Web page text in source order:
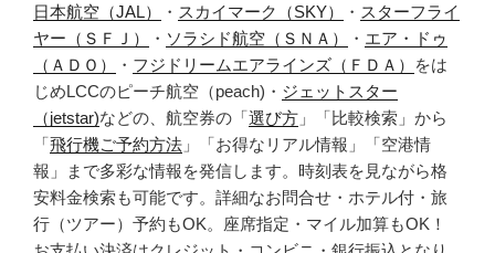
日本航空（JAL）
・ スカイマーク（SKY） ・ スターフライ
ヤー（ＳＦＪ）
・ ソラシド航空（ＳＮＡ） ・ エア・ドゥ
（ＡＤＯ）
・ フジドリームエアラインズ（ＦＤＡ）
をは
じめLCCのピーチ航空（peach)・ ジェットスター
（jetstar)などの、航空券の「選び方 」「比較検索」から
「飛行機ご予約方法 」「お得なリアル情報」「空港情
報」まで多彩な情報を発信します。時刻表を見ながら格
安料金検索も可能です。詳細なお問合せ・ホテル付・旅
行（ツアー）予約もOK。座席指定・マイル加算もOK！